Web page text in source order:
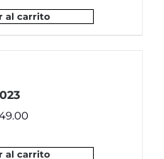
al carrito
al carrito